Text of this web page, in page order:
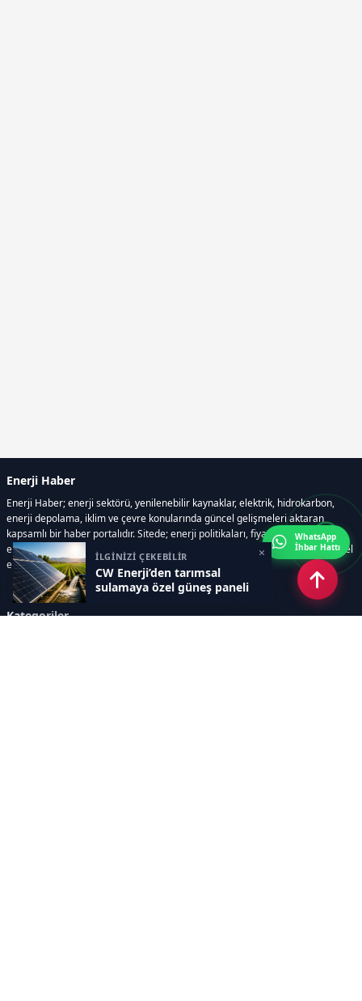
İLGİNİZİ ÇEKEBİLİR
CW Enerji’den tarımsal
sulamaya özel güneş paneli
×
Enerji Haber
Enerji Haber; enerji sektörü, yenilenebilir kaynaklar, elektrik, hidrokarbon,
enerji depolama, iklim ve çevre konularında güncel gelişmeleri aktaran
kapsamlı bir haber portalıdır. Sitede; enerji politikaları, fiyat hareketleri,
elektrik kesintileri, yeni teknolojiler, nükleer enerji, elektrikli araçlar ve küresel
enerji krizleri gibi başlıklar öne çıkar.
Kategoriler
WhatsApp
İhbar Hattı